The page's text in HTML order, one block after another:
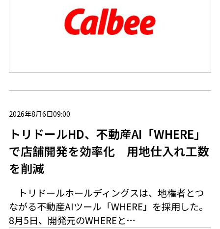
2026年8月6日09:00
トリドールHD、不動産AI「WHERE」
で店舗開発を効率化 用地仕入れ工数
を削減
トリドールホールディングスは、地権者とつ
ながる不動産AIツール「WHERE」を採用した。
8月5日、開発元のWHEREと…